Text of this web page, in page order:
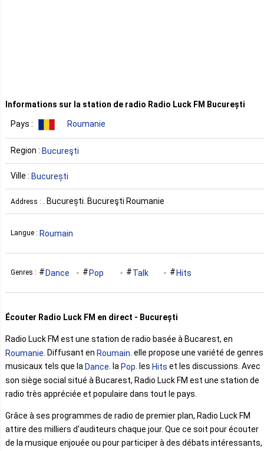
Informations sur la station de radio Radio Luck FM București
Pays : Roumanie
Region : Bucureşti
Ville : București
Address : . București. Bucureşti Roumanie
Langue : Roumain
Genres : Dance Pop Talk Hits
Écouter Radio Luck FM en direct - București
Radio Luck FM est une station de radio basée à Bucarest, en
Roumanie . Diffusant en Roumain . elle propose une variété de genres
musicaux tels que la Dance. la Pop. les Hits et les discussions. Avec
son siège social situé à Bucarest, Radio Luck FM est une station de
radio très appréciée et populaire dans tout le pays.
Grâce à ses programmes de radio de premier plan, Radio Luck FM
attire des milliers d'auditeurs chaque jour. Que ce soit pour écouter
de la musique enjouée ou pour participer à des débats intéressants,